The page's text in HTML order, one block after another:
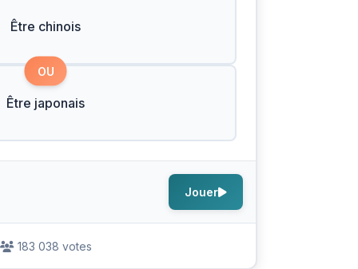
Être chinois
OU
Être japonais
Jouer
183 038 votes